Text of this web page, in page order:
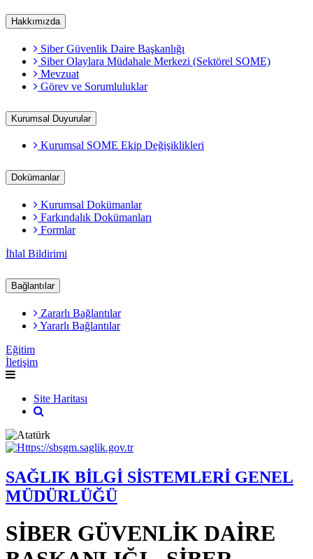
Hakkımızda
Siber Güvenlik Daire Başkanlığı
Siber Olaylara Müdahale Merkezi (Sektörel SOME)
Mevzuat
Görev ve Sorumluluklar
Kurumsal Duyurular
Kurumsal SOME Ekip Değişiklikleri
Dokümanlar
Kurumsal Dokümanlar
Farkındalık Dokümanları
Formlar
İhlal Bildirimi
Bağlantılar
Zararlı Bağlantılar
Yararlı Bağlantılar
Eğitim
İletişim
Site Haritası
SAĞLIK BİLGİ SİSTEMLERİ GENEL
MÜDÜRLÜĞÜ
SİBER GÜVENLİK DAİRE